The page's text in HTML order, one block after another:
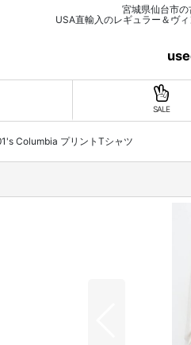
宮城県仙台市の
USA直輸入のレギュラー＆ヴ
SALE
Columbia プリントTシャツ